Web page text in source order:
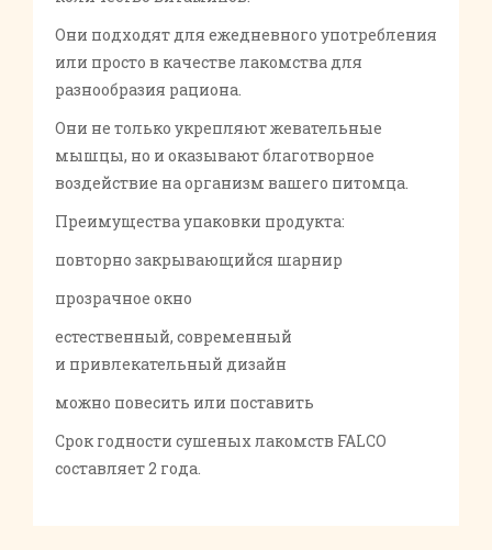
Они подходят для ежедневного употребления
или просто в качестве лакомства для
разнообразия рациона.
Они не только укрепляют жевательные
мышцы, но и оказывают благотворное
воздействие на организм вашего питомца.
Преимущества упаковки продукта:
повторно закрывающийся шарнир
прозрачное окно
естественный, современный
и привлекательный дизайн
можно повесить или поставить
Срок годности сушеных лакомств FALCO
составляет 2 года.